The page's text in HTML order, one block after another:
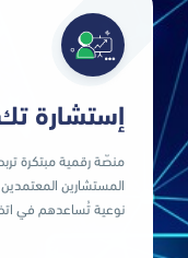
إستشارة
منصّة رقمية مبتكرة
نوعية تُساعدهم في
منصّة رقمية مبتكرة
نوعية تُساعدهم في
شاهد المزيد